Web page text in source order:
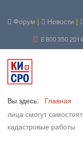
Форум | Новости |
8 800 350 2014
Вы здесь: Главная /
лица смогут
кадастровые работы